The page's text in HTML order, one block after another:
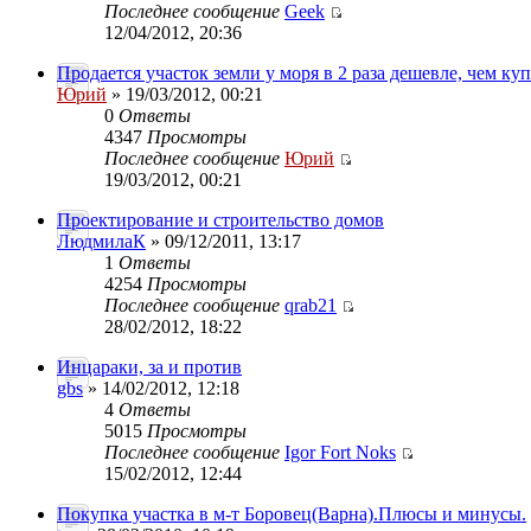
Последнее сообщение Geek
12/04/2012, 20:36
Продается участок земли у моря в 2 раза дешевле, чем
Юрий » 19/03/2012, 00:21
0 Ответы
4347 Просмотры
Последнее сообщение Юрий
19/03/2012, 00:21
Проектирование и строительство домов
ЛюдмилаК » 09/12/2011, 13:17
1 Ответы
4254 Просмотры
Последнее сообщение qrab21
28/02/2012, 18:22
Инцараки, за и против
gbs» 14/02/2012, 12:18
4 Ответы
5015 Просмотры
Последнее сообщение Igor Fort Noks
15/02/2012, 12:44
Покупка участка в м-т Боровец(Варна).Плюсы и минусы.